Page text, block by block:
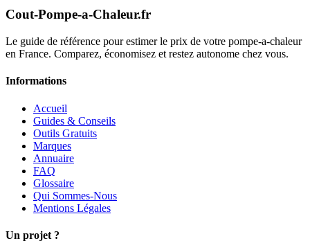
Cout-Pompe-a-Chaleur.fr
Le guide de référence pour estimer le prix de votre pompe-a-chaleur
en France. Comparez, économisez et restez autonome chez vous.
Informations
Accueil
Guides & Conseils
Outils Gratuits
Marques
Annuaire
FAQ
Glossaire
Qui Sommes-Nous
Mentions Légales
Un projet ?